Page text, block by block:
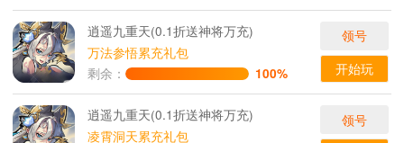
逍遥九重天(0.1折送神将万充)
万法参悟累充礼包
剩余：
100%
领号
开始玩
逍遥九重天(0.1折送神将万充)
凌霄洞天累充礼包
领号